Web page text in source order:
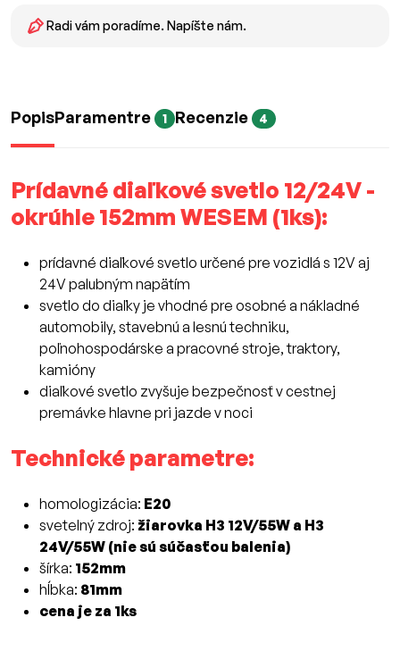
Radi vám poradíme. Napíšte nám.
PopisParamentre 1 Recenzie 4
Prídavné diaľkové svetlo 12/24V -
okrúhle 152mm WESEM (1ks):
prídavné diaľkové svetlo určené pre vozidlá s 12V aj
24V palubným napätím
svetlo do diaľky je vhodné pre osobné a nákladné
automobily, stavebnú a lesnú techniku,
poľnohospodárske a pracovné stroje, traktory,
kamióny
diaľkové svetlo zvyšuje bezpečnosť v cestnej
premávke hlavne pri jazde v noci
Technické parametre:
homologizácia: E20
svetelný zdroj: žiarovka H3 12V/55W a H3
24V/55W (nie sú súčasťou balenia)
šírka: 152mm
hĺbka: 81mm
cena je za 1ks